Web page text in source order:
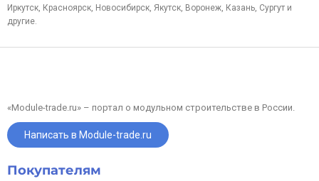
Иркутск, Красноярск, Новосибирск, Якутск, Воронеж, Казань, Сургут и
другие.
«Module-trade.ru» – портал о модульном строительстве в России.
Написать в Module-trade.ru
Покупателям